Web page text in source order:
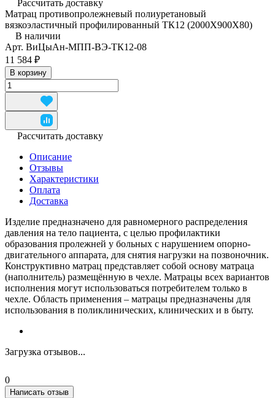
Рассчитать доставку
Матрац противопролежневый полиуретановый
вязкоэластичный профилированный ТК12 (2000Х900Х80)
В наличии
Арт. ВиЦыАн-МПП-ВЭ-ТК12-08
11 584 ₽
В корзину
Рассчитать доставку
Описание
Отзывы
Характеристики
Оплата
Доставка
Изделие предназначено для равномерного распределения
давления на тело пациента, с целью профилактики
образования пролежней у больных с нарушением опорно-
двигательного аппарата, для снятия нагрузки на позвоночник.
Конструктивно матрац представляет собой основу матраца
(наполнитель) размещённую в чехле. Матрацы всех вариантов
исполнения могут использоваться потребителем только в
чехле. Область применения – матрацы предназначены для
использования в поликлинических, клинических и в быту.
Загрузка отзывов...
0
Написать отзыв